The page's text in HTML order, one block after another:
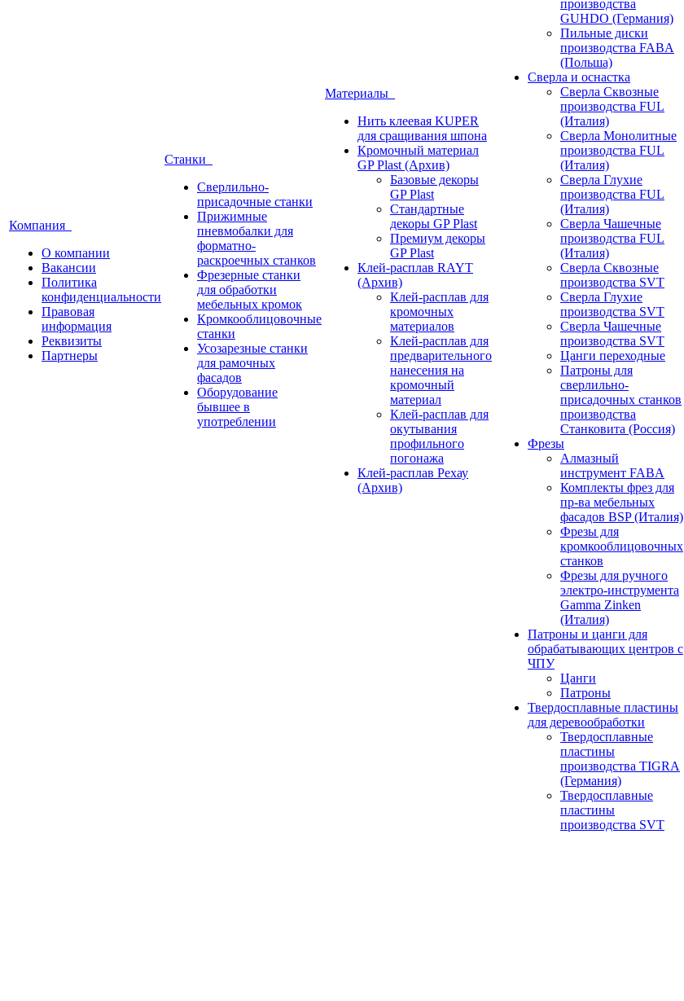
Компания
О компании
Вакансии
Политика
конфиденциальности
Правовая
информация
Реквизиты
Партнеры
Станки
Сверлильно-
присадочные станки
Прижимные
пневмобалки для
форматно-
раскроечных станков
Фрезерные станки
для обработки
мебельных кромок
Кромкооблицовочные
станки
Усозарезные станки
для рамочных
фасадов
Оборудование
бывшее в
употреблении
Материалы
Нить клеевая KUPER
для сращивания шпона
Кромочный материал
GP Plast (Архив)
Базовые декоры
GP Plast
Стандартные
декоры GP Plast
Премиум декоры
GP Plast
Клей-расплав RAYT
(Архив)
Клей-расплав для
кромочных
материалов
Клей-расплав для
предварительного
нанесения на
кромочный
материал
Клей-расплав для
окутывания
профильного
погонажа
Клей-расплав Рехау
(Архив)
производства
GUHDO (Германия)
Пильные диски
производства FABA
(Польша)
Сверла и оснастка
Сверла Сквозные
производства FUL
(Италия)
Сверла Монолитные
производства FUL
(Италия)
Сверла Глухие
производства FUL
(Италия)
Сверла Чашечные
производства FUL
(Италия)
Сверла Сквозные
производства SVT
Сверла Глухие
производства SVT
Сверла Чашечные
производства SVT
Цанги переходные
Патроны для
сверлильно-
присадочных станков
производства
Станковита (Россия)
Фрезы
Алмазный
инструмент FABA
Комплекты фрез для
пр-ва мебельных
фасадов BSP (Италия)
Фрезы для
кромкооблицовочных
станков
Фрезы для ручного
электро-инструмента
Gamma Zinken
(Италия)
Патроны и цанги для
обрабатывающих центров с
ЧПУ
Цанги
Патроны
Твердосплавные пластины
для деревообработки
Твердосплавные
пластины
производства TIGRA
(Германия)
Твердосплавные
пластины
производства SVT